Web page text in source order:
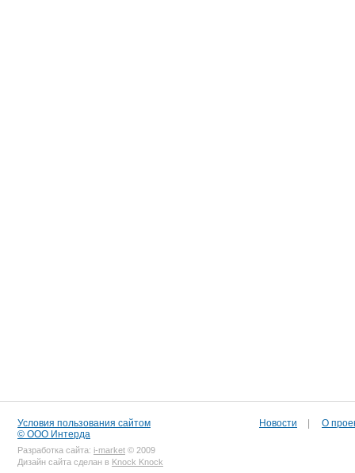
Условия пользования сайтом
© ООО Интерда
Разработка сайта: i-market © 2009
Дизайн сайта сделан в Knock Knock
Новости О